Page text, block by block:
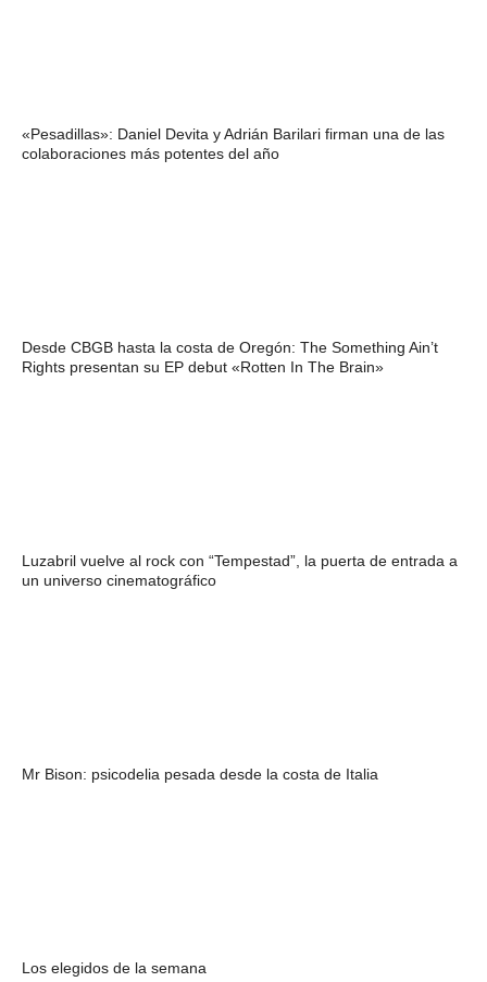
«Pesadillas»: Daniel Devita y Adrián Barilari firman una de las
colaboraciones más potentes del año
Desde CBGB hasta la costa de Oregón: The Something Ain’t
Rights presentan su EP debut «Rotten In The Brain»
Luzabril vuelve al rock con “Tempestad”, la puerta de entrada a
un universo cinematográfico
Mr Bison: psicodelia pesada desde la costa de Italia
Los elegidos de la semana